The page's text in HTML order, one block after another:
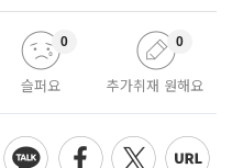
슬퍼요
0
추가취재 원해요
0